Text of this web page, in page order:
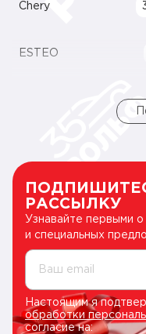
Chery
ESTEO
РАССЫЛКУ
Узнавайте первыми
и специальных
Ваш email
Настоящим я
обработки
согласие на: